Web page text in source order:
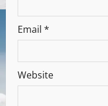
Email *
Website